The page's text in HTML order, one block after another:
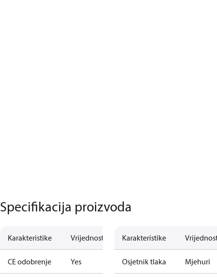
Specifikacija proizvoda
Karakteristike Vrijednost
CE odobrenje Yes
Karakteristike
Osjetnik tlaka Mjehuri